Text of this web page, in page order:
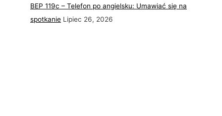
BEP 119c – Telefon po angielsku: Umawiać się na
spotkanie Lipiec 26, 2026